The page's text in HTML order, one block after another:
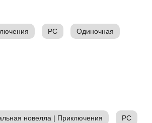
PC Одиночная
новелла | Приключения PC